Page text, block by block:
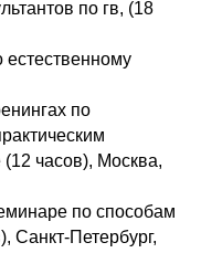
по гв, (18
естественному
по
часов), Москва,
по способам
Санкт-Петербург,